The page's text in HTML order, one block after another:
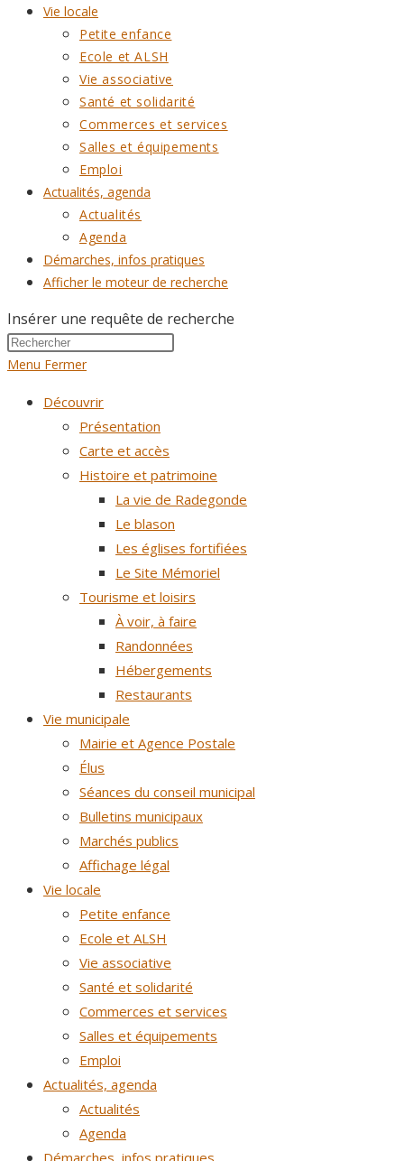
Vie locale
Petite enfance
Ecole et ALSH
Vie associative
Santé et solidarité
Commerces et services
Salles et équipements
Emploi
Actualités, agenda
Actualités
Agenda
Démarches, infos pratiques
Afficher le moteur de recherche
Insérer une requête de recherche
Menu Fermer
Découvrir
Présentation
Carte et accès
Histoire et patrimoine
La vie de Radegonde
Le blason
Les églises fortifiées
Le Site Mémoriel
Tourisme et loisirs
À voir, à faire
Randonnées
Hébergements
Restaurants
Vie municipale
Mairie et Agence Postale
Élus
Séances du conseil municipal
Bulletins municipaux
Marchés publics
Affichage légal
Vie locale
Petite enfance
Ecole et ALSH
Vie associative
Santé et solidarité
Commerces et services
Salles et équipements
Emploi
Actualités, agenda
Actualités
Agenda
Démarches, infos pratiques